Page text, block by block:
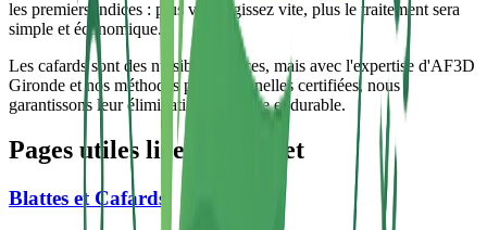
les premiers indices : plus vous agissez vite, plus le traitement sera
simple et économique.
Les cafards sont des nuisibles tenaces, mais avec l'expertise d'AF3D
Gironde et nos méthodes professionnelles certifiées, nous
garantissons leur élimination complète et durable.
Pages utiles liées à ce sujet
Blattes et Cafards